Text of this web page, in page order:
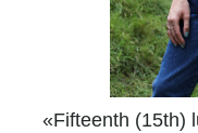
«Fifteenth (15th)